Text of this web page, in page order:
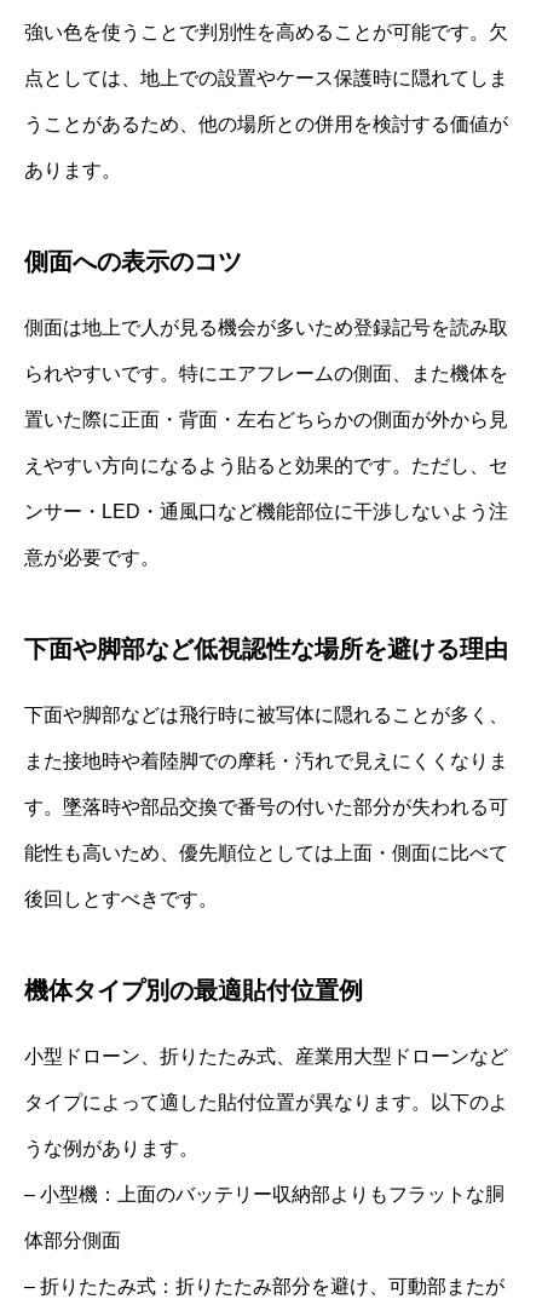
強い色を使うことで判別性を高めることが可能です。欠
点としては、地上での設置やケース保護時に隠れてしま
うことがあるため、他の場所との併用を検討する価値が
あります。
側面への表示のコツ
側面は地上で人が見る機会が多いため登録記号を読み取
られやすいです。特にエアフレームの側面、また機体を
置いた際に正面・背面・左右どちらかの側面が外から見
えやすい方向になるよう貼ると効果的です。ただし、セ
ンサー・LED・通風口など機能部位に干渉しないよう注
意が必要です。
下面や脚部など低視認性な場所を避ける理由
下面や脚部などは飛行時に被写体に隠れることが多く、
また接地時や着陸脚での摩耗・汚れで見えにくくなりま
す。墜落時や部品交換で番号の付いた部分が失われる可
能性も高いため、優先順位としては上面・側面に比べて
後回しとすべきです。
機体タイプ別の最適貼付位置例
小型ドローン、折りたたみ式、産業用大型ドローンなど
タイプによって適した貼付位置が異なります。以下のよ
うな例があります。
– 小型機：上面のバッテリー収納部よりもフラットな胴
体部分側面
– 折りたたみ式：折りたたみ部分を避け、可動部またが